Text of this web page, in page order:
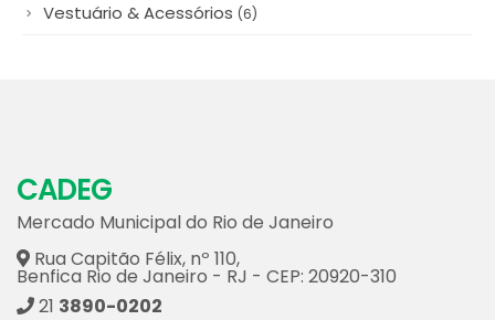
Vestuário & Acessórios (6)
CADEG
Mercado Municipal do Rio de Janeiro
Rua Capitão Félix, nº 110,
Benfica Rio de Janeiro - RJ - CEP: 20920-310
21 3890-0202